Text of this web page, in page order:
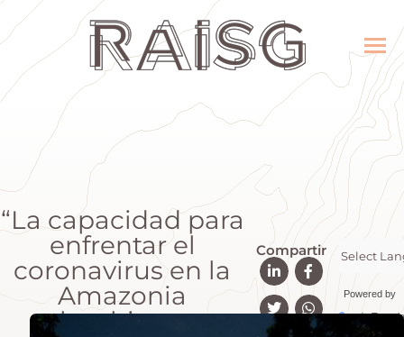
“La capacidad para
enfrentar el
coronavirus en la
Amazonia
colombiana es
Compartir
Powered by